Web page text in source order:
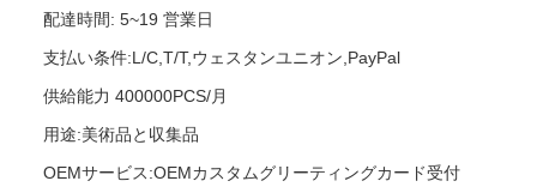
配達時間: 5~19 営業日
支払い条件:L/C,T/T,ウェスタンユニオン,PayPal
供給能力 400000PCS/月
用途:美術品と収集品
OEMサービス:OEMカスタムグリーティングカード受付